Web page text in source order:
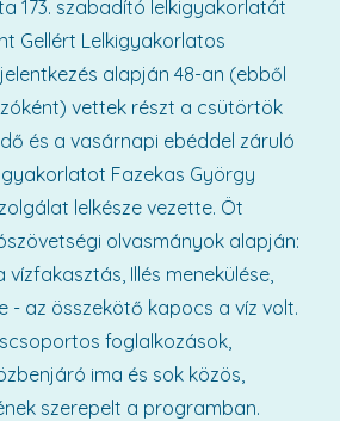
173. szabadító lelkigyakorlatát
Gellért Lelkigyakorlatos
alapján 48-an (ebből
vettek részt a csütörtök
és a vasárnapi ebéddel záruló
Fazekas György
lelkésze vezette. Öt
olvasmányok alapján:
vízfakasztás, Illés menekülése,
- az összekötő kapocs a víz volt.
foglalkozások,
ima és sok közös,
szerepelt a programban.